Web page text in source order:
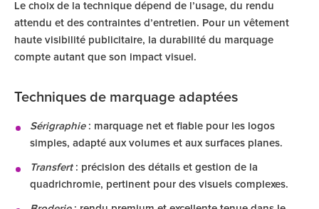
Le choix de la technique dépend de l’usage, du rendu
attendu et des contraintes d’entretien. Pour un vêtement
haute visibilité publicitaire, la durabilité du marquage
compte autant que son impact visuel.
Techniques de marquage adaptées
Sérigraphie: marquage net et fiable pour les logos
simples, adapté aux volumes et aux surfaces planes.
Transfert: précision des détails et gestion de la
quadrichromie, pertinent pour des visuels complexes.